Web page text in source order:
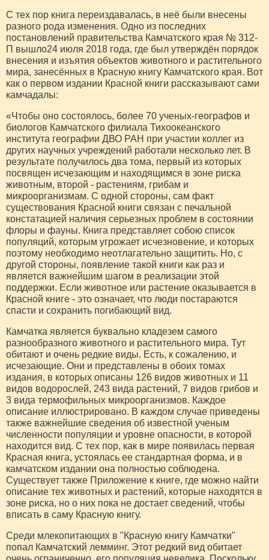
С тех пор книга переиздавалась, в неё были внесены
разного рода изменения. Одно из последних
постановлений правительства Камчатского края № 312-
П вышло24 июля 2018 года, где был утверждён порядок
внесения и изъятия объектов животного и растительного
мира, занесённых в Красную книгу Камчатского края. Вот
как о первом издании Красной книги рассказывают сами
камчадалы:
«Чтобы оно состоялось, более 70 ученых-географов и
биологов Камчатского филиала Тихоокеанского
института географии ДВО РАН при участии коллег из
других научных учреждений работали несколько лет. В
результате получилось два тома, первый из которых
посвящен исчезающим и находящимся в зоне риска
животным, второй - растениям, грибам и
микроорганизмам. С одной стороны, сам факт
существования Красной книги связан с печальной
констатацией наличия серьезных проблем в состоянии
флоры и фауны. Книга представляет собою список
популяций, которым угрожает исчезновение, и которых
поэтому необходимо неотлагательно защитить. Но, с
другой стороны, появление такой книги как раз и
является важнейшим шагом в реализации этой
поддержки. Если животное или растение оказывается в
Красной книге - это означает, что люди постараются
спасти и сохранить погибающий вид.
Камчатка является буквально кладезем самого
разнообразного животного и растительного мира. Тут
обитают и очень редкие виды. Есть, к сожалению, и
исчезающие. Они и представлены в обоих томах
издания, в которых описаны 126 видов животных и 11
видов водорослей, 243 вида растений, 7 видов грибов и
3 вида термофильных микроорганизмов. Каждое
описание иллюстрировано. В каждом случае приведены
также важнейшие сведения об известной ученым
численности популяции и уровне опасности, в которой
находится вид. С тех пор, как в мире появилась первая
Красная книга, устоялась ее стандартная форма, и в
камчатском издании она полностью соблюдена.
Существует также Приложение к книге, где можно найти
описание тех животных и растений, которые находятся в
зоне риска, но о них пока не достает сведений, чтобы
вписать в саму Красную книгу.
Среди млекопитающих в "Красную книгу Камчатки"
попал Камчатский лемминг. Этот редкий вид обитает